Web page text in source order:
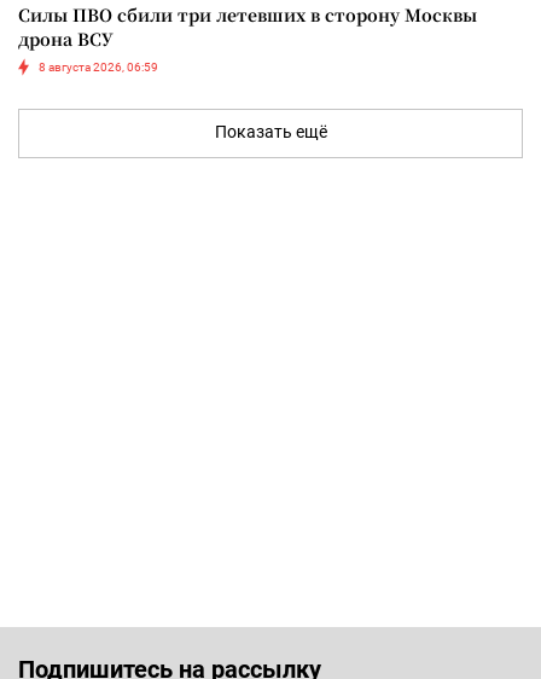
Силы ПВО сбили три летевших в сторону Москвы
дрона ВСУ
8 августа 2026, 06:59
Показать ещё
Подпишитесь на рассылку